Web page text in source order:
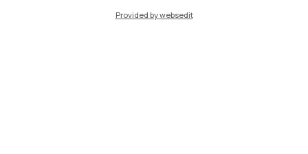
Provided by websedit